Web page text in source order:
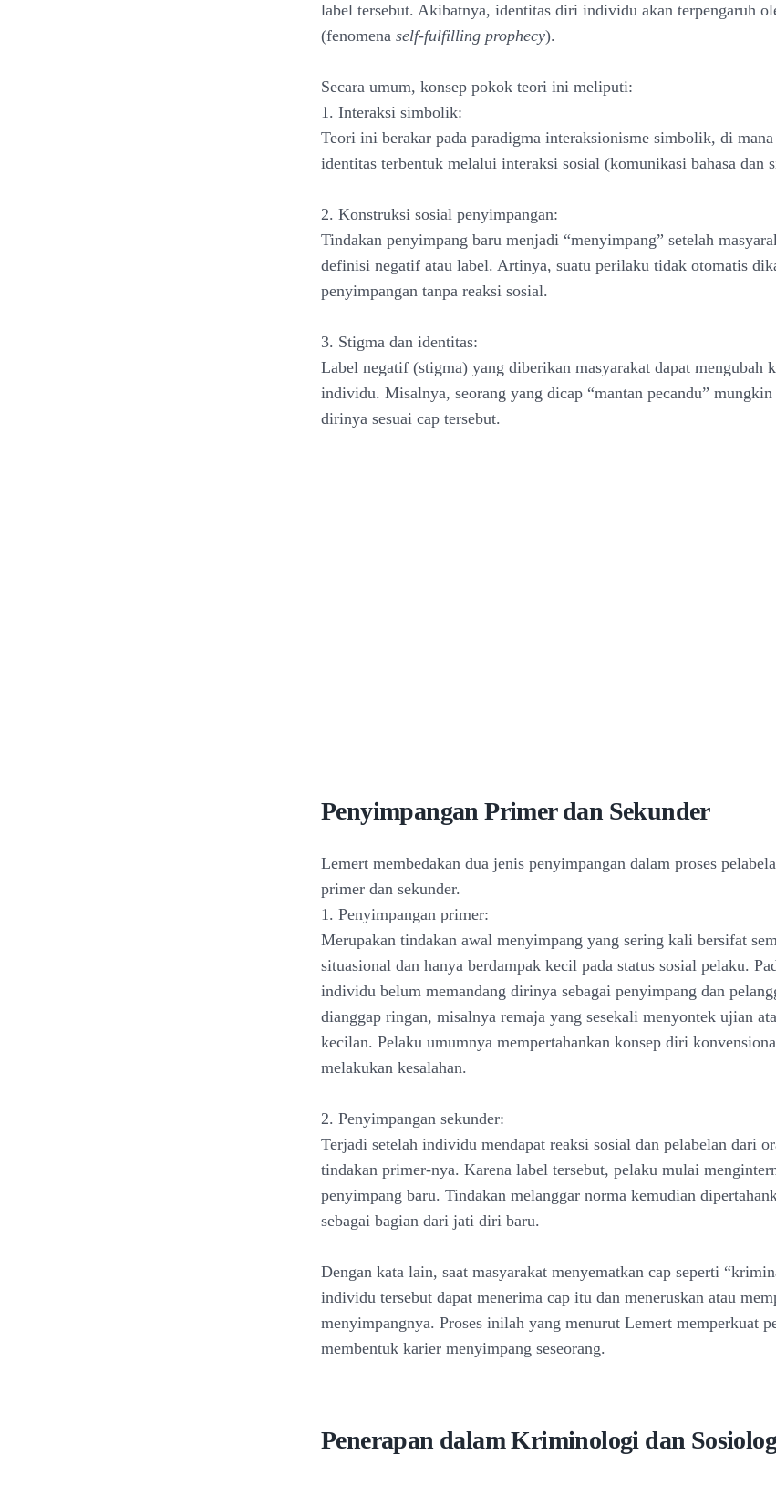
label tersebut. Akibatnya, identitas diri individu akan terpengaruh
(fenomena self-fulfilling prophecy).
Secara umum, konsep pokok teori ini meliputi:
1. Interaksi simbolik:
Teori ini berakar pada paradigma interaksionisme simbolik, di
identitas terbentuk melalui interaksi sosial (komunikasi bahasa dan
2. Konstruksi sosial penyimpangan:
Tindakan penyimpang baru menjadi “menyimpang” setelah
definisi negatif atau label. Artinya, suatu perilaku tidak otomatis
penyimpangan tanpa reaksi sosial.
3. Stigma dan identitas:
Label negatif (stigma) yang diberikan masyarakat dapat mengubah
individu. Misalnya, seorang yang dicap “mantan pecandu”
dirinya sesuai cap tersebut.
Penyimpangan Primer dan Sekunder
Lemert membedakan dua jenis penyimpangan dalam proses
primer dan sekunder.
1. Penyimpangan primer:
Merupakan tindakan awal menyimpang yang sering kali bersifat
situasional dan hanya berdampak kecil pada status sosial pelaku.
individu belum memandang dirinya sebagai penyimpang dan
dianggap ringan, misalnya remaja yang sesekali menyontek ujian
kecilan. Pelaku umumnya mempertahankan konsep diri
melakukan kesalahan.
2. Penyimpangan sekunder:
Terjadi setelah individu mendapat reaksi sosial dan pelabelan dari
tindakan primer-nya. Karena label tersebut, pelaku mulai
penyimpang baru. Tindakan melanggar norma kemudian
sebagai bagian dari jati diri baru.
Dengan kata lain, saat masyarakat menyematkan cap seperti
individu tersebut dapat menerima cap itu dan meneruskan atau
menyimpangnya. Proses inilah yang menurut Lemert memperkuat
membentuk karier menyimpang seseorang.
Penerapan dalam Kriminologi dan